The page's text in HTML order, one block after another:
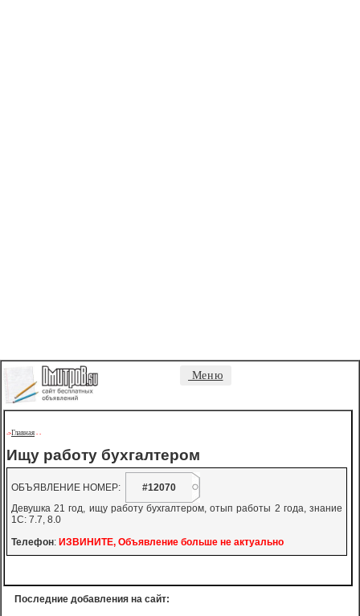
Меню
->Главная - -
Ищу работу бухгалтером
ОБЪЯВЛЕНИЕ НОМЕР:
#12070
Девушка 21 год, ищу работу бухгалтером, отып работы 2 года, знание
1С: 7.7, 8.0
Телефон: ИЗВИНИТЕ, Объявление больше не актуально
Последние добавления на сайт: